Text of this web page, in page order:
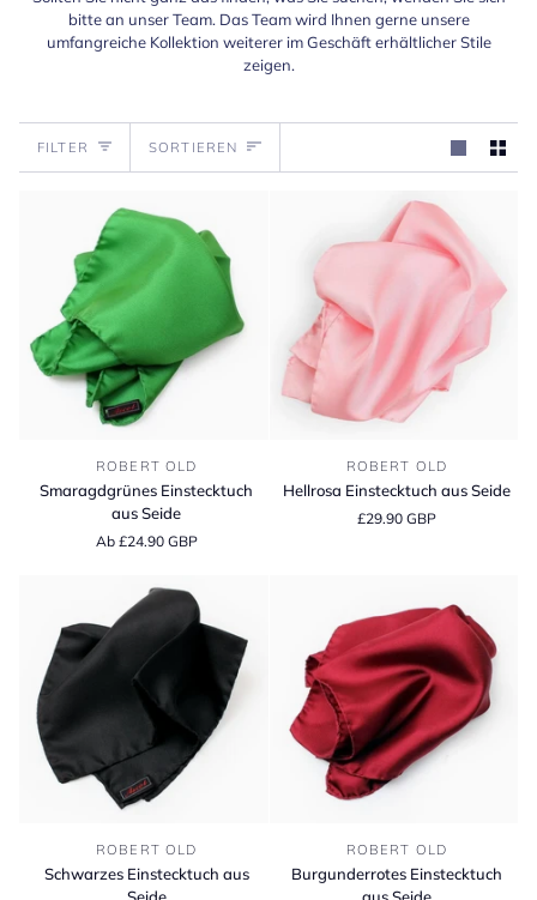
bitte an unser Team. Das Team wird Ihnen gerne unsere
umfangreiche Kollektion weiterer im Geschäft erhältlicher Stile
zeigen.
FILTER Sortieren
SORTIEREN
Smaragdgrünes
Einstecktuch
ROBERT OLD
Smaragdgrünes Einstecktuch
aus Seide
Ab £24.90 GBP
Einstecktuch
ROBERT OLD
Hellrosa Einstecktuch aus Seide
£29.90 GBP
Schwarzes
Einstecktuch
ROBERT OLD
Schwarzes Einstecktuch aus
Burgunderrotes
Einstecktuch
ROBERT OLD
Burgunderrotes Einstecktuch